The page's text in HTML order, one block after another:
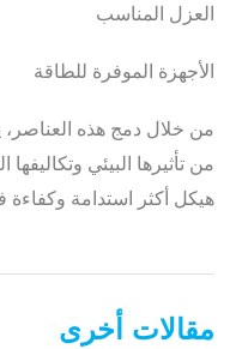
العزل المناسب
الأجهزة الموفرة للطاقة
من خلال دمج هذه العناصر،
من تأثيرها البيئي
هيكل أكثر استدامة وكفاءة
مقالات أخرى